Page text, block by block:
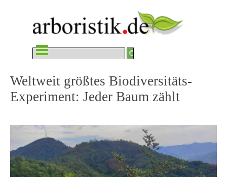
Menü überspringen
Weltweit größtes Biodiversitäts-
Experiment: Jeder Baum zählt